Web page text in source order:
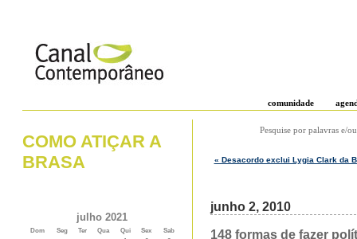
comunidade
COMO ATIÇAR A
BRASA
julho 2021
Dom Seg Ter Qua Qui Sex
Sab
Pesquise por palavras e/
« Desacordo exclui Lygia Clark da
junho 2, 2010
148 formas de fazer